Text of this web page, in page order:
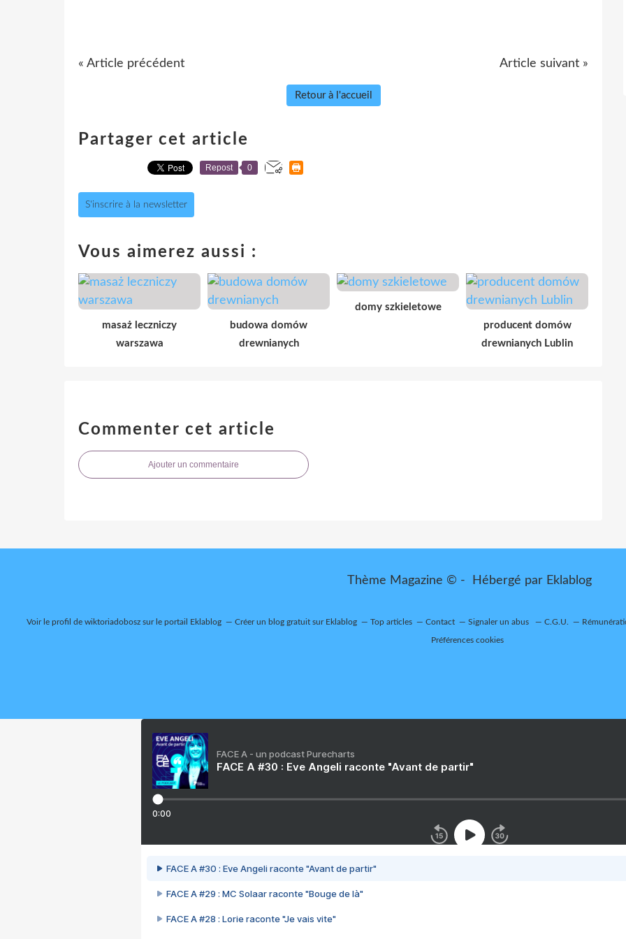
« Article précédent Article suivant »
Retour à l'accueil
Partager cet article
Repost 0
S'inscrire à la newsletter
Vous aimerez aussi :
masaż leczniczy
warszawa
budowa domów
drewnianych
domy szkieletowe
producent domów
drewnianych Lublin
Commenter cet article
Ajouter un commentaire
Thème Magazine © - Hébergé par Eklablog
Voir le profil de wiktoriadoboszsur le portail Eklablog Créer un blog gratuit sur Eklablog Top articles Contact Signaler un abus C.G.U.
Préférences cookies
FACE A - un podcast Purecharts
FACE A #30 : Eve Angeli raconte "Avant de partir"
0:00
FACE A #30 : Eve Angeli raconte "Avant de partir"
FACE A #29 : MC Solaar raconte "Bouge de là"
FACE A #28 : Lorie raconte "Je vais vite"